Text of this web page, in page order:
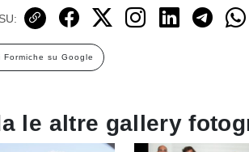
Formiche su Google
le altre gallery